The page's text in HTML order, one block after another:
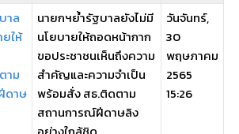
าล
ให้
าม
ดาษ
นายกฯย้ำรัฐบาลยังไม่มี
นโยบายให้ถอดหน้ากาก
ขอประชาชนเห็นถึงความ
สำคัญและความจำเป็น
พร้อมสั่ง สธ.ติดตาม
สถานการณ์ฝีดาษลิง
วันจันทร์,
30
พฤษภาคม
2565
15:26